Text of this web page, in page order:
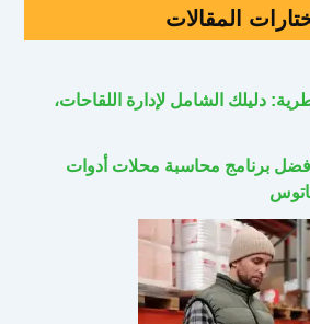
المقالات
دليلك الشامل لإدارة اللقاحات،
أفضل برنامج محاسبة محلات أدوات